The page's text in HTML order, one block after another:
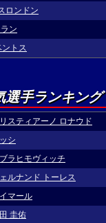
ロンドン
ン
ントス
選手ランキング
スティアーノ ロナウド
シ
ラヒモヴィッチ
ルナンド トーレス
マール
圭佑